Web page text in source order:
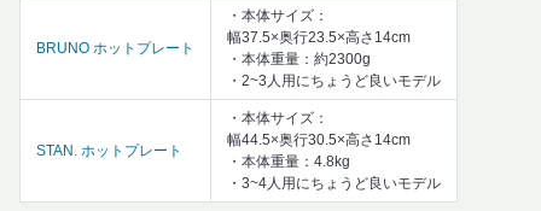
BRUNO ホットプレート
・本体サイズ：
幅37.5×奥行23.5×高さ14cm
・本体重量：約2300g
・2~3人用にちょうど良いモデル
STAN. ホットプレート
・本体サイズ：
幅44.5×奥行30.5×高さ14cm
・本体重量：4.8kg
・3~4人用にちょうど良いモデル